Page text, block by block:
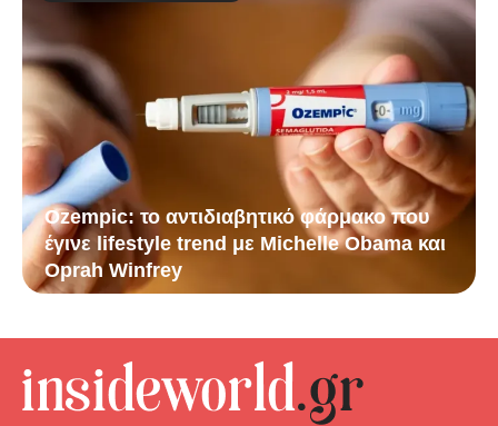
Ozempic: το αντιδιαβητικό φάρμακο που
έγινε lifestyle trend με Michelle Obama και
Oprah Winfrey